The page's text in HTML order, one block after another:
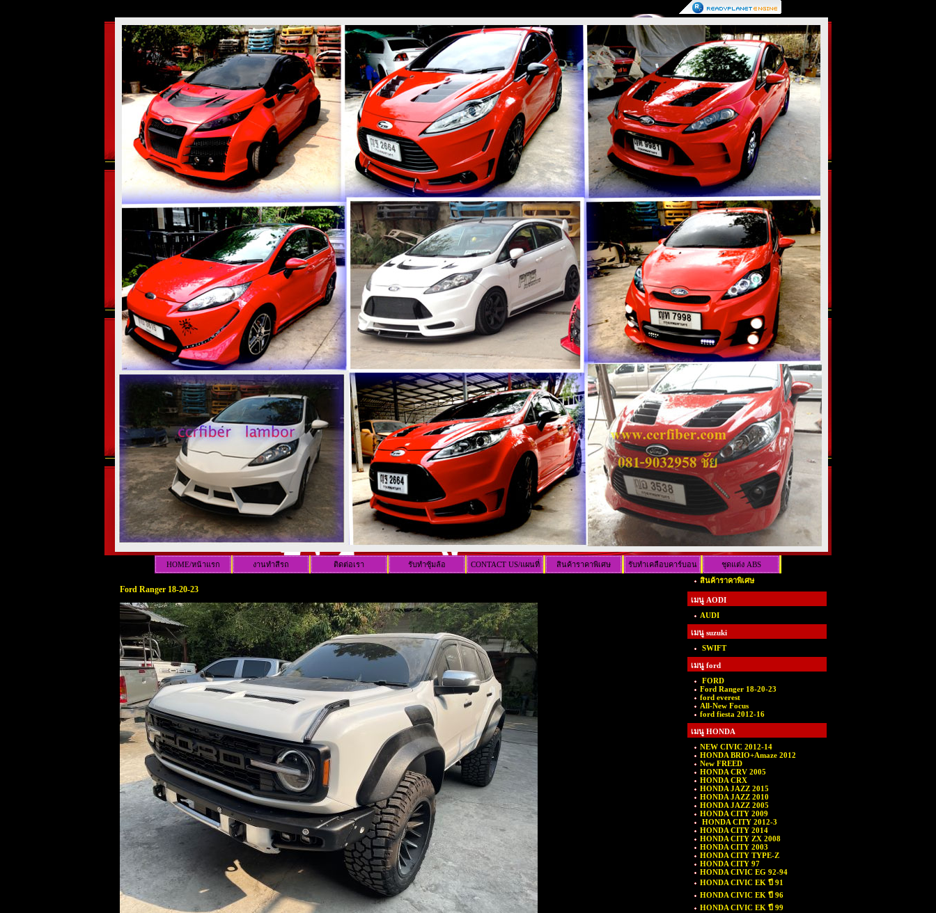
HOME/หน้าแรก งานทำสีรถ ติดต่อเรา รับทำซุ้มล้อ CONTACT US/แผนที่ สินค้าราคาพิเศษ รับทำเคลือบคาร์บอน ชุดแต่ง ABS
Ford Ranger 18-20-23
สินค้าราคาพิเศษ
เมนู AODI
AUDI
เมนู suzuki
SWIFT
เมนู ford
FORD
Ford Ranger 18-20-23
ford everest
All-New Focus
ford fiesta 2012-16
เมนู HONDA
NEW CIVIC 2012-14
HONDA BRIO+Amaze 2012
New FREED
HONDA CRV 2005
HONDA CRX
HONDA JAZZ 2015
HONDA JAZZ 2010
HONDA JAZZ 2005
HONDA CITY 2009
HONDA CITY 2012-3
HONDA CITY 2014
HONDA CITY ZX 2008
HONDA CITY 2003
HONDA CITY TYPE-Z
HONDA CITY 97
HONDA CIVIC EG 92-94
HONDA CIVIC EK ปี 91
HONDA CIVIC EK ปี 96
HONDA CIVIC EK ปี 99